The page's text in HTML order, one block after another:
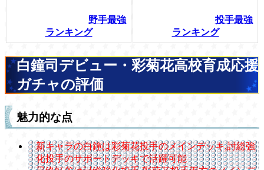
野手最強
ランキング
投手最強
ランキング
白鐘司デビュー・彩菊花高校育成応援
ガチャの評価
魅力的な点
新キャラの白鐘は彩菊花投手のメインデッキ,討総強
化投手のサポートデッキで活躍可能